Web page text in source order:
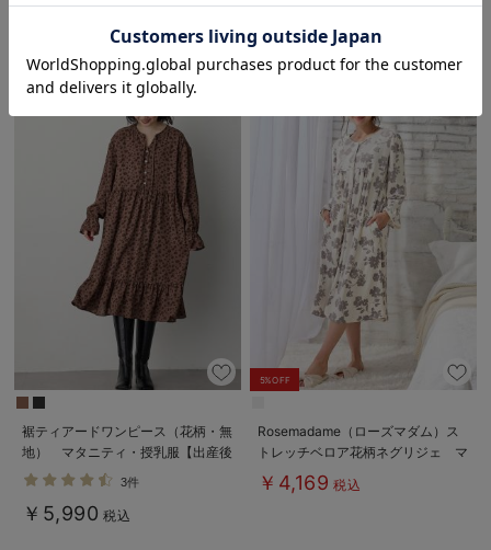
税込 ￥6,985税込
裾ティアードワンピース（花柄・無
地） マタニティ・授乳服【出産後
も長く使える】
3件
￥5,990 税込
5%OFF
Rosemadame（ローズマダム）ス
トレッチベロア花柄ネグリジェ マ
タニティ・授乳パジャマ【産後まで
長く使える】
￥4,169 税込
お気に入り商品を確認する